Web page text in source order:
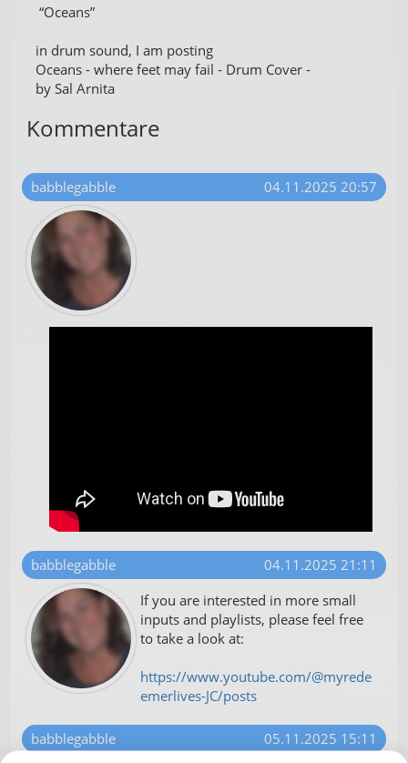
“Oceans”
in drum sound, I am posting
Oceans - where feet may fail - Drum Cover -
by Sal Arnita
Kommentare
babblegabble 04.11.2025 20:57
babblegabble
04.11.2025 21:11
If you are interested in more small
inputs and playlists, please feel free
to take a look at:
https://www.youtube.com/@myrede
emerlives-JC/posts
babblegabble
05.11.2025 15:11